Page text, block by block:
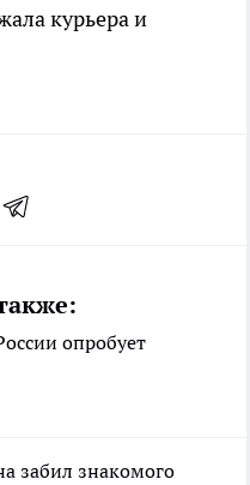
курьера и
опробует
забил знакомого